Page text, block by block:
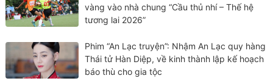
vàng vào nhà chung “Cầu thủ nhí – Thế hệ
tương lai 2026”
Phim “An Lạc truyện”: Nhậm An Lạc quy hàng
Thái tử Hàn Diệp, về kinh thành lập kế hoạch
báo thù cho gia tộc